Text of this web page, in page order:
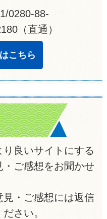
0280-88-
（直通）
こちら
良いサイトにする
ご感想をお聞かせ
・ご感想には返信
さい。